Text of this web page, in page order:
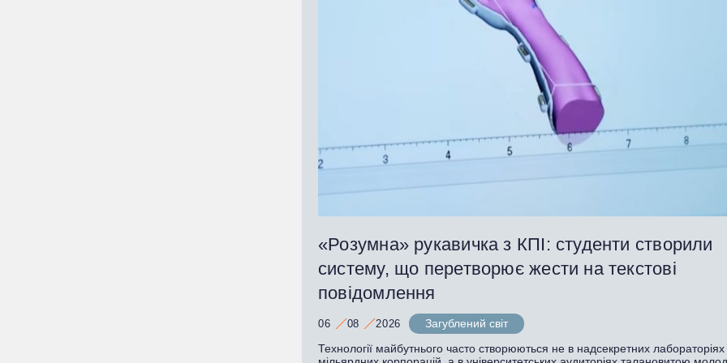
«Розумна» рукавичка з КПІ: студенти створили
систему, що перетворює жести на текстові
повідомлення
06 08 2026
Загублений світ
Технології майбутнього часто створюються не в надсекретних лабораторіях